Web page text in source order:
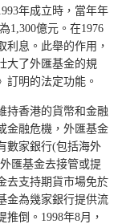
年成立時，當年年
1,300億元。在1976
利息。此舉的作用，
大了外匯基金的規
訂明的法定功能。
持香港的貨幣和金融
金融危機，外匯基金
數家銀行(包括海外
匯基金去接管或提
去支持期貨市場免於
金為幾家銀行提供流
倒。1998年8月，